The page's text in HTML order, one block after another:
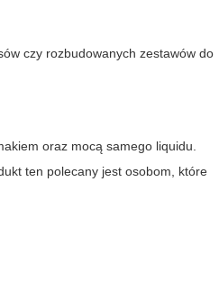
czy rozbudowanych zestawów do
oraz mocą samego liquidu.
ten polecany jest osobom, które